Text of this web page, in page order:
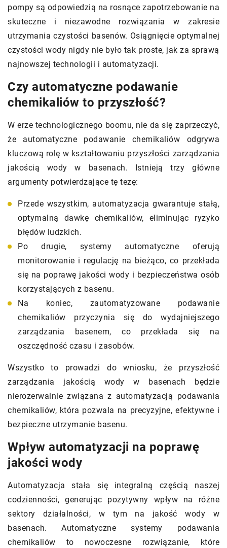
pompy są odpowiedzią na rosnące zapotrzebowanie na
skuteczne i niezawodne rozwiązania w zakresie
utrzymania czystości basenów. Osiągnięcie optymalnej
czystości wody nigdy nie było tak proste, jak za sprawą
najnowszej technologii i automatyzacji.
Czy automatyczne podawanie
chemikaliów to przyszłość?
W erze technologicznego boomu, nie da się zaprzeczyć,
że automatyczne podawanie chemikaliów odgrywa
kluczową rolę w kształtowaniu przyszłości zarządzania
jakością wody w basenach. Istnieją trzy główne
argumenty potwierdzające tę tezę:
Przede wszystkim, automatyzacja gwarantuje stałą,
optymalną dawkę chemikaliów, eliminując ryzyko
błędów ludzkich.
Po drugie, systemy automatyczne oferują
monitorowanie i regulację na bieżąco, co przekłada
się na poprawę jakości wody i bezpieczeństwa osób
korzystających z basenu.
Na koniec, zautomatyzowane podawanie
chemikaliów przyczynia się do wydajniejszego
zarządzania basenem, co przekłada się na
oszczędność czasu i zasobów.
Wszystko to prowadzi do wniosku, że przyszłość
zarządzania jakością wody w basenach będzie
nierozerwalnie związana z automatyzacją podawania
chemikaliów, która pozwala na precyzyjne, efektywne i
bezpieczne utrzymanie basenu.
Wpływ automatyzacji na poprawę
jakości wody
Automatyzacja stała się integralną częścią naszej
codzienności, generując pozytywny wpływ na różne
sektory działalności, w tym na jakość wody w
basenach. Automatyczne systemy podawania
chemikaliów to nowoczesne rozwiązanie, które